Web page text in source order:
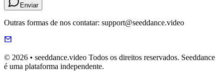
Enviar
Outras formas de nos contatar: support@seeddance.video
© 2026 • seeddance.video Todos os direitos reservados. Seeddance
é uma plataforma independente.